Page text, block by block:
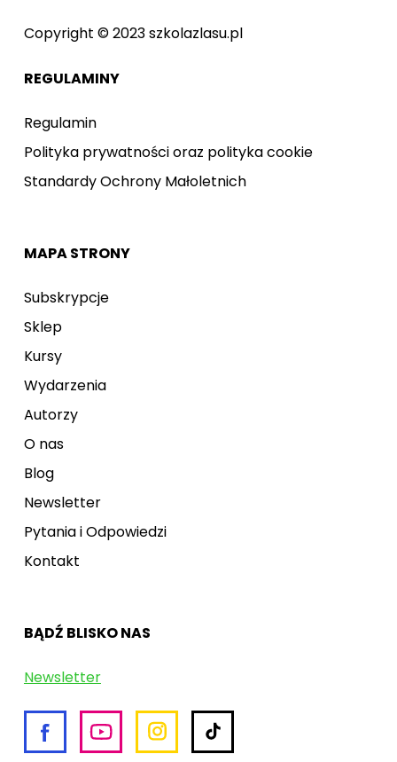
Copyright © 2023 szkolazlasu.pl
REGULAMINY
Regulamin
Polityka prywatności oraz polityka cookie
Standardy Ochrony Małoletnich
MAPA STRONY
Subskrypcje
Sklep
Kursy
Wydarzenia
Autorzy
O nas
Blog
Newsletter
Pytania i Odpowiedzi
Kontakt
BĄDŹ BLISKO NAS
Newsletter